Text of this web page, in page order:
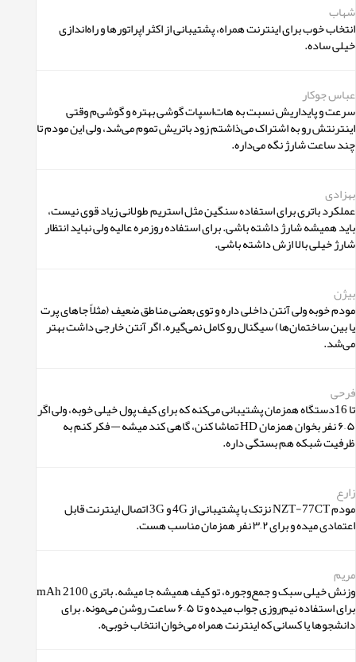
شهاب
انتخاب خوب برای اینترنت همراه، پشتیبانی از اکثر اپراتورها و راه‌اندازی
خیلی ساده.
عباس جوکار
سرعت و پایداریش نسبت به هات‌اسپات گوشی بهتره و گوشی‌م وقتی
اینترنتش رو به اشتراک می‌ذاشتم زود باتریش تموم می‌شد، ولی این مودم تا
چند ساعت شارژ نگه‌ می‌داره.
بهزادی
عملکرد باتری برای استفاده سنگین مثل استریم طولانی زیاد قوی نیست،
باید همیشه شارژ داشته باشی. برای استفاده روزمره عالیه ولی نباید انتظار
شارژ خیلی بالا ازش داشته باشی.
بیژن
مودم خوبه ولی آنتن داخلی داره و توی بعضی مناطق ضعیف (مثلاً جاهای پرت
یا بین‌ ساختمان‌ها) سیگنال رو کامل نمی‌گیره. اگر آنتن خارجی داشت بهتر
می‌شد.
فرحی
تا 16دستگاه همزمان پشتیبانی می‌کنه که برای کیف پول خیلی خوبه، ولی اگر
۵–۶ نفر بخوان همزمان HD تماشا کنن، گاهی کند میشه — فکر کنم به
ظرفیت شبکه هم بستگی داره.
زارع
مودم NZT-77CT نزتک با پشتیبانی از 4G و 3G اتصال اینترنت قابل
اعتمادی میده و برای ۲–۳ نفر همزمان مناسب هست.
مریم
وزنش خیلی سبک و جمع‌وجوره، تو کیف همیشه جا میشه. باتری 2100 mAh
برای استفاده نیم‌روزی جواب میده و تا ۵–۶ ساعت روشن می‌مونه. برای
دانشجوها یا کسانی که اینترنت همراه می‌خوان انتخاب خوبی‌ه.